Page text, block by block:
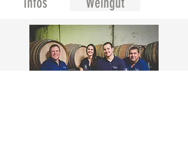
und einem leichter Hauch von
Blumen und Gewürzen. Frisch
und aromatisch am Gaumen. Ein
leicht zu trinkender und
raffinierter Rosé.